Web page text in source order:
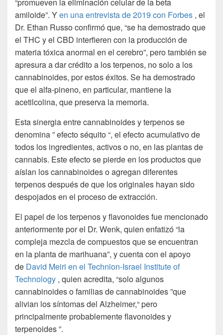
amiloide”. Yen una entrevista de 2019 con Forbes , el
Dr. Ethan Russo confirmó que, “se ha demostrado que
el THC y el CBD interfieren con la producción de
materia tóxica anormal en el cerebro”, pero también se
apresura a dar crédito a los terpenos, no solo a los
cannabinoides, por estos éxitos. Se ha demostrado
que el alfa-pineno, en particular, mantiene la
acetilcolina, que preserva la memoria.
Esta sinergia entre cannabinoides y terpenos se
denomina ” efecto séquito “, el efecto acumulativo de
todos los ingredientes, activos o no, en las plantas de
cannabis. Este efecto se pierde en los productos que
aíslan los cannabinoides o agregan diferentes
terpenos después de que los originales hayan sido
despojados en el proceso de extracción.
El papel de los terpenos y flavonoides fue mencionado
anteriormente por el Dr. Wenk, quien enfatizó “la
compleja mezcla de compuestos que se encuentran
en la planta de marihuana”, y cuenta con el apoyo
de David Meiri en el Technion-Israel Institute of
Technology , quien acredita, “solo algunos
cannabinoides o familias de cannabinoides ”que
alivian los síntomas del Alzheimer,“ pero
principalmente probablemente flavonoides y
terpenoides ”.